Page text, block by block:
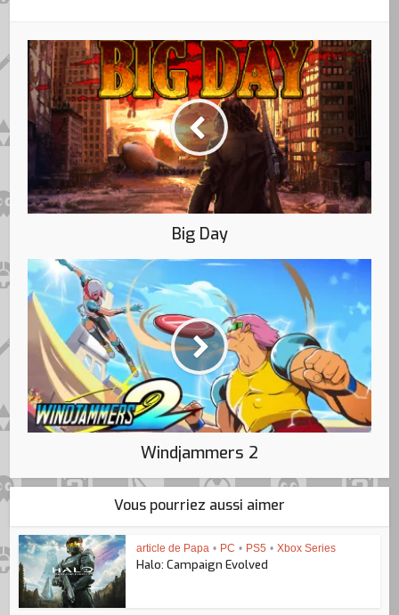
Big Day
Windjammers 2
Vous pourriez aussi aimer
article de Papa • PC • PS5 • Xbox Series
Halo: Campaign Evolved